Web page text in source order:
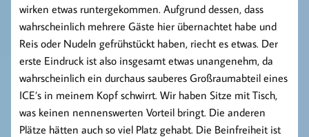
wirken etwas runtergekommen. Aufgrund dessen, dass
wahrscheinlich mehrere Gäste hier übernachtet habe und
Reis oder Nudeln gefrühstückt haben, riecht es etwas. Der
erste Eindruck ist also insgesamt etwas unangenehm, da
wahrscheinlich ein durchaus sauberes Großraumabteil eines
ICE’s in meinem Kopf schwirrt. Wir haben Sitze mit Tisch,
was keinen nennenswerten Vorteil bringt. Die anderen
Plätze hätten auch so viel Platz gehabt. Die Beinfreiheit ist